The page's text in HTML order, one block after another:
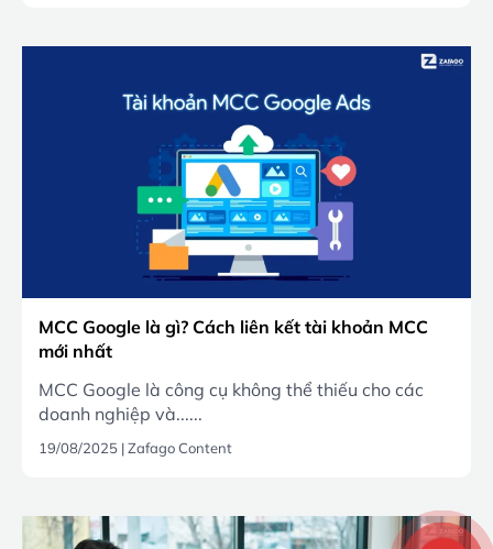
MCC Google là gì? Cách liên kết tài khoản MCC
mới nhất
MCC Google là công cụ không thể thiếu cho các
doanh nghiệp và......
19/08/2025 |Zafago Content